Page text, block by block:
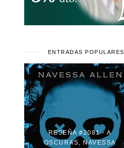
ENTRADAS POPULARES
RESEÑA #2081 - A
OSCURAS, NAVESSA